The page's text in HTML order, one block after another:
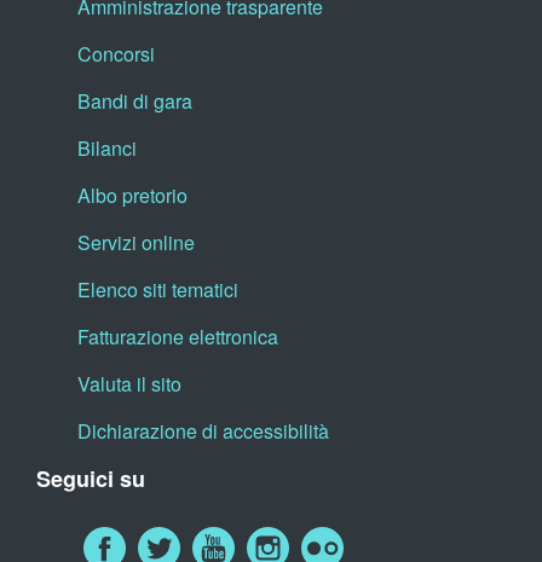
Amministrazione trasparente
Concorsi
Bandi di gara
Bilanci
Albo pretorio
Servizi online
Elenco siti tematici
Fatturazione elettronica
Valuta il sito
Dichiarazione di accessibilità
Seguici su